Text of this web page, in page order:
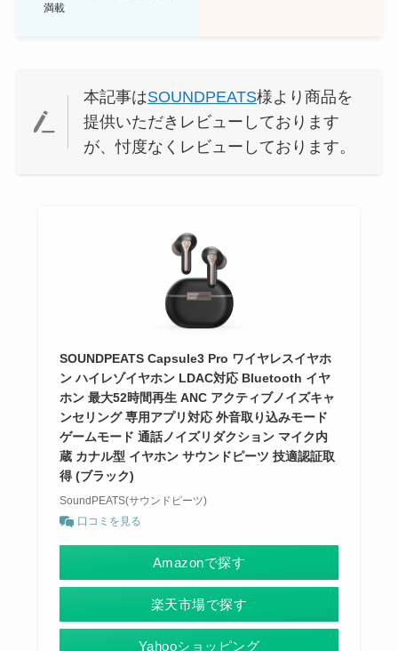
満載
本記事はSOUNDPEATS様より商品を
提供いただきレビューしております
が、忖度なくレビューしております。
SOUNDPEATS Capsule3 Pro ワイヤレスイヤホ
ン ハイレゾイヤホン LDAC対応 Bluetooth イヤ
ホン 最大52時間再生 ANC アクティブノイズキャ
ンセリング 専用アプリ対応 外音取り込みモード
ゲームモード 通話ノイズリダクション マイク内
蔵 カナル型 イヤホン サウンドピーツ 技適認証取
得 (ブラック)
SoundPEATS(サウンドピーツ)
口コミを見る
Amazonで探す
楽天市場で探す
Yahooショッピング